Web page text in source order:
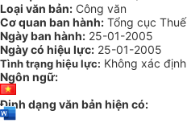
Loại văn bản: Công văn
Cơ quan ban hành: Tổng cục Thuế
Ngày ban hành: 25-01-2005
Ngày có hiệu lực: 25-01-2005
Tình trạng hiệu lực: Không xác định
Ngôn ngữ:
Định dạng văn bản hiện có: